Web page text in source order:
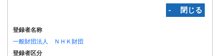
‐ 閉じる
登録者名称
一般財団法人 ＮＨＫ財団
登録者区分